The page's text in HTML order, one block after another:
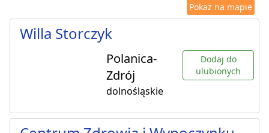
Pokaż na mapie
Willa Storczyk
Polanica-
Zdrój
dolnośląskie
Dodaj do
ulubionych